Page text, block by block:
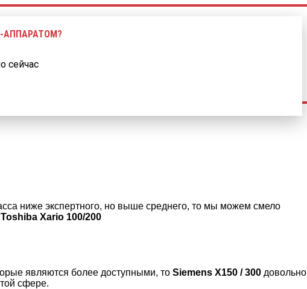
АППАРАТОМ?
сейчас
ниже экспертного, но выше среднего, то мы можем смело
Xario 100/200
являются более доступными, то Siemens X150 / 300 довольно
сфере.